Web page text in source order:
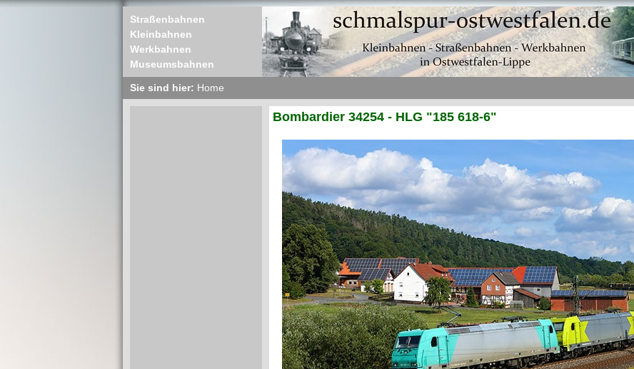
Straßenbahnen
Kleinbahnen
Werkbahnen
Museumsbahnen
Sie sind hier: Home
Bombardier 34254 - HLG "185 618-6"